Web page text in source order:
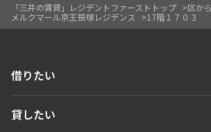
「三井の賃貸」レジデントファーストトップ 区か
メルクマール京王笹塚レジデンス
17階１７０３
借りたい
人気エリアから探す
貸したい